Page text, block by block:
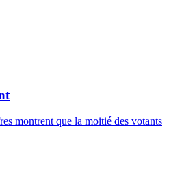
montrent que la moitié des votants